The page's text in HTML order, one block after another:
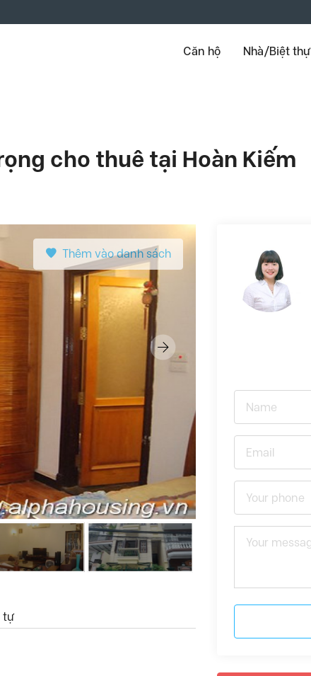
Căn hộ Nhà/Biệt thự
cho thuê tại Hoàn Kiếm
Thêm vào danh sách
tự